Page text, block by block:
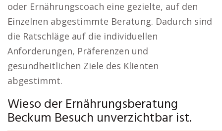
oder Ernährungscoach eine gezielte, auf den
Einzelnen abgestimmte Beratung. Dadurch sind
die Ratschläge auf die individuellen
Anforderungen, Präferenzen und
gesundheitlichen Ziele des Klienten
abgestimmt.
Wieso der Ernährungsberatung
Beckum Besuch unverzichtbar ist.